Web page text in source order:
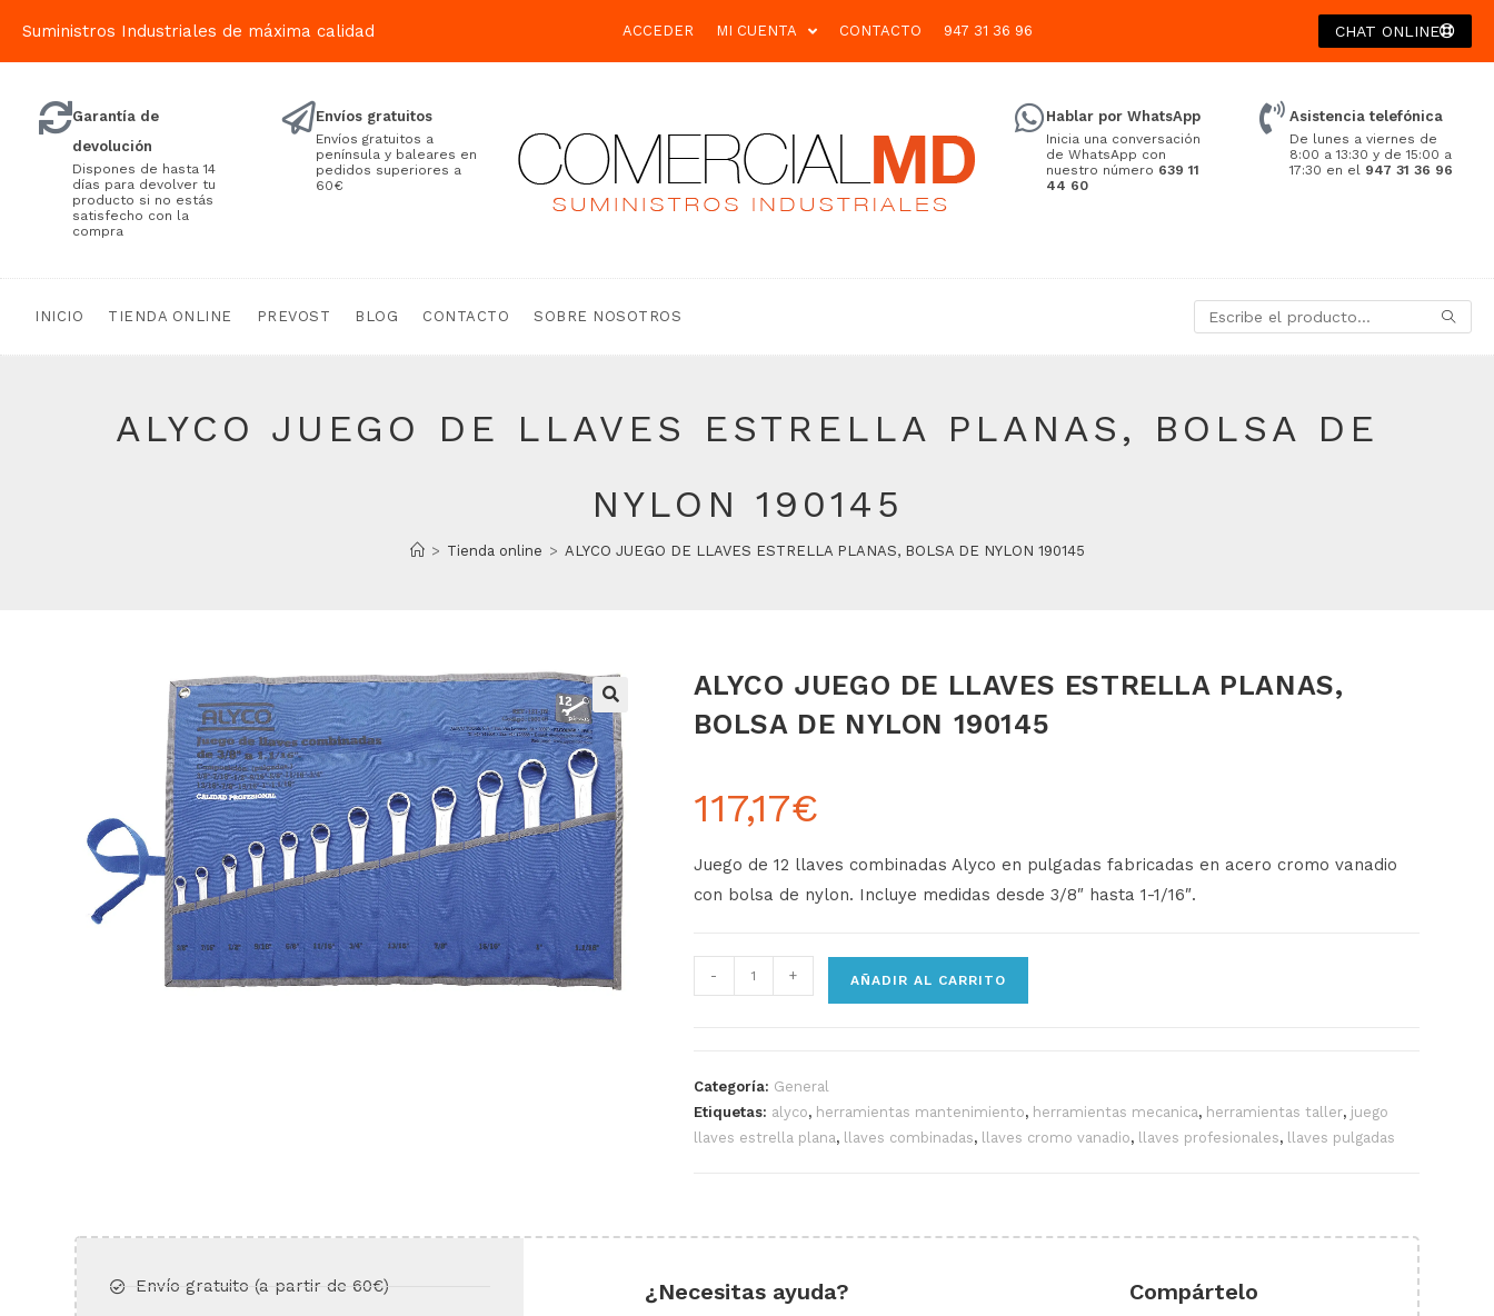
Suministros Industriales de máxima calidad ACCEDER MI CUENTA CONTACTO 947 31 36 96 CHAT ONLINE
Garantía de
devolución
Dispones de hasta 14
días para devolver tu
producto si no estás
satisfecho con la
compra
Envíos gratuitos
Envíos gratuitos a
península y baleares en
pedidos superiores a
60€
Hablar por WhatsApp
Inicia una conversación
de WhatsApp con
nuestro número 639 11
44 60
Asistencia telefónica
De lunes a viernes de
8:00 a 13:30 y de 15:00 a
17:30 en el 947 31 36 96
INICIO TIENDA ONLINE PREVOST BLOG CONTACTO SOBRE NOSOTROS
ALYCO JUEGO DE LLAVES ESTRELLA PLANAS, BOLSA DE
NYLON 190145
> Tienda online > ALYCO JUEGO DE LLAVES ESTRELLA PLANAS, BOLSA DE NYLON 190145
ALYCO JUEGO DE LLAVES ESTRELLA PLANAS,
BOLSA DE NYLON 190145
117,17€
Juego de 12 llaves combinadas Alyco en pulgadas fabricadas en acero cromo vanadio
con bolsa de nylon. Incluye medidas desde 3/8″ hasta 1-1/16″.
- + AÑADIR AL CARRITO
Categoría: General
Etiquetas: alyco, herramientas mantenimiento, herramientas mecanica, herramientas taller, juego
llaves estrella plana, llaves combinadas, llaves cromo vanadio, llaves profesionales, llaves pulgadas
Envío gratuito (a partir de 60€)​ ¿Necesitas ayuda? Compártelo